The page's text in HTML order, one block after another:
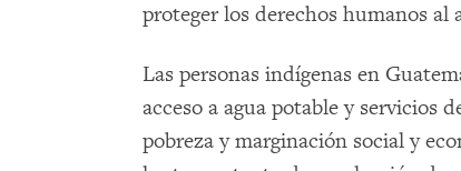
proteger los derechos humanos al
Las personas indígenas en
acceso a agua potable y servicios
pobreza y marginación social y